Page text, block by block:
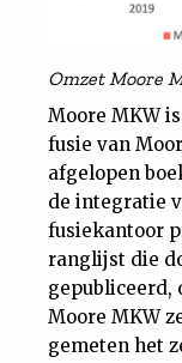
Omzet Moore
Moore MKW
fusie van
afgelopen
de integratie
fusiekantoor
ranglijst die
gepubliceerd,
Moore MKW
gemeten het